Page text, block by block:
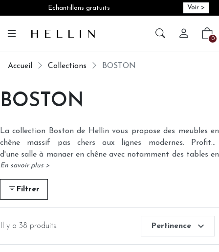
Echantillons gratuits Voir >
Créer 0
Accueil Collections BOSTON
BOSTON
La collection Boston de Hellin vous propose des meubles en
chêne massif pas chers aux lignes modernes. Profitez
d'une salle à manger en chêne avec notamment des tables en
chêne massif, grandes et conviviales.
En savoir plus >
Filtrer
Il y a 38 produits. Pertinence expand_more